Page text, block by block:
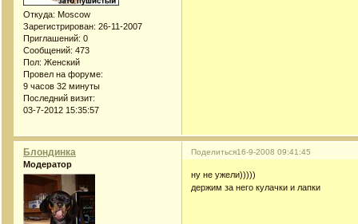
Откуда: Moscow
Зарегистрирован: 26-11-2007
Приглашений: 0
Сообщений: 473
Пол: Женский
Провел на форуме:
9 часов 32 минуты
Последний визит:
03-7-2012 15:35:57
Поделиться16-9-2008 09:41:45
Блондинка
Модератор
ну не ужели)))))
держим за него кулачки и лапки